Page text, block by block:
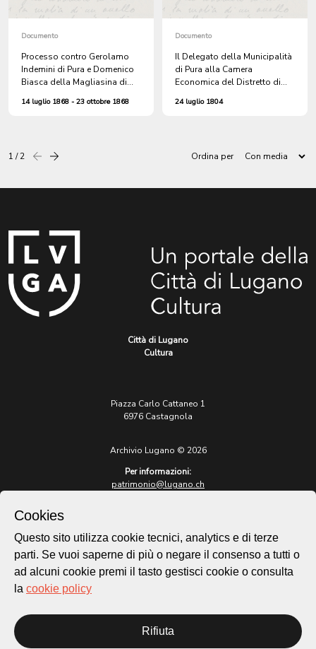
Documento
Processo contro Gerolamo
Indemini di Pura e Domenico
Biasca della Magliasina di
arrecati a una fornace e per
14 luglio 1868 - 23 ottobre 1868
Documento
Il Delegato della Municipalità
di Pura alla Camera
Economica del Distretto di
Catalogo dei BENI.
24 luglio 1804
1 / 2 Precedentesuccessiva Ordina per
Città di Lugano
Cultura
Piazza Carlo Cattaneo 1
6976 Castagnola
Archivio Lugano © 2026
Per informazioni:
patrimonio@lugano.ch
lugano.ch
Cookie policy
Homepage
Temi
Mappa
Cookies
Questo sito utilizza cookie tecnici, analytics e di terze
parti. Se vuoi saperne di più o negare il consenso a tutti o
ad alcuni cookie premi il tasto gestisci cookie o consulta
la cookie policy
Rifiuta